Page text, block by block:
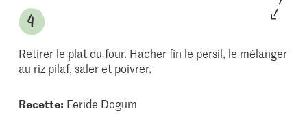
Retirer le plat du four. Hacher fin le persil, le mélanger
au riz pilaf, saler et poivrer.
Recette: Feride Dogum